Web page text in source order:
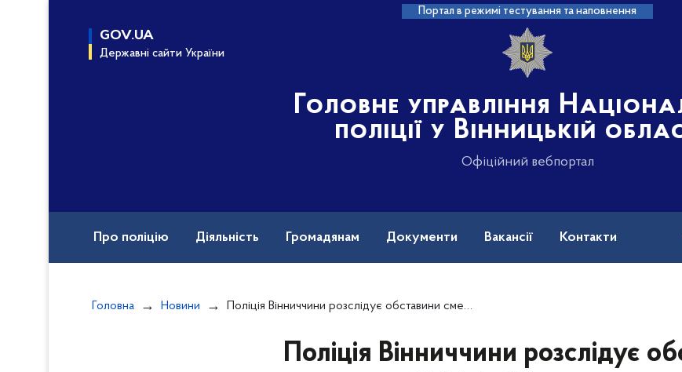
Портал в режимі тестування та наповнення
GOV.UA
Державні сайти України
Головне управління
поліції у Вінницькій
Офіційний вебпортал
Про поліцію Діяльність Громадянам Документи Вакансії Контакти
Головна Новини Поліція Вінниччини розслідує обставини смертельної ДТП в Жмеринському районі
Поліція Вінниччини розслідує